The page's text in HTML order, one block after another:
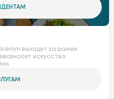
выходит за рамки
искусство